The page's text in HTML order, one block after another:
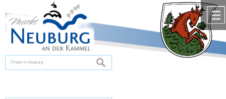
zur Navigationoder
springen.
suchen